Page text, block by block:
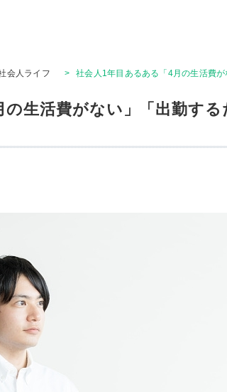
会人ライフ > 社会人1年目あるある「4月の生活費が
生活費がない」「出勤す